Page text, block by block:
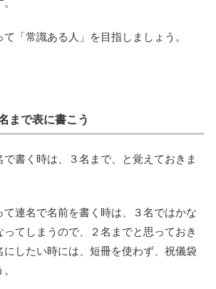
「常識ある人」を目指しましょう。
まで表に書こう
書く時は、３名まで、と覚えておきま
て連名で名前を書く時は、３名ではかな
ってしまうので、２名までと思っておき
にしたい時には、短冊を使わず、祝儀袋